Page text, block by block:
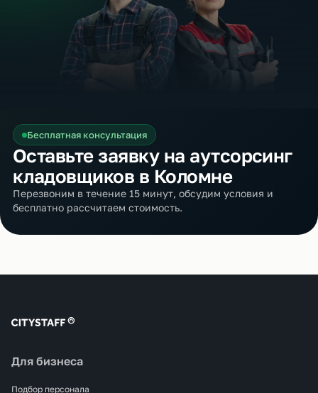
Бесплатная консультация
Оставьте заявку на аутсорсинг
кладовщиков в Коломне
Перезвоним в течение 15 минут, обсудим условия и
бесплатно рассчитаем стоимость.
Для бизнеса
Подбор персонала